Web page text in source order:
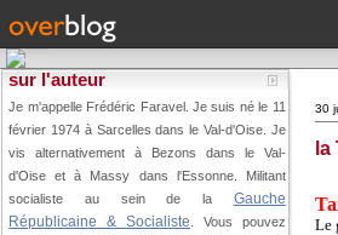
sur l'auteur
Je m'appelle Frédéric Faravel. Je suis né le 11
février 1974 à Sarcelles dans le Val-d'Oise. Je
vis alternativement à Bezons dans le Val-
d'Oise et à Massy dans l'Essonne. Militant
socialiste au sein de la Gauche
Républicaine & Socialiste . Vous pouvez
30
Le